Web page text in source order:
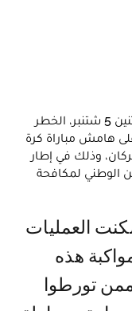
حيدت مصالح ولاية أمن الرباط، مساء الإثنين 5 شتنبر، الخطر
هامش مباراة كرة
وذلك في إطار
الوطني لمكافحة
هذه
38 راشدا ممن تورطوا